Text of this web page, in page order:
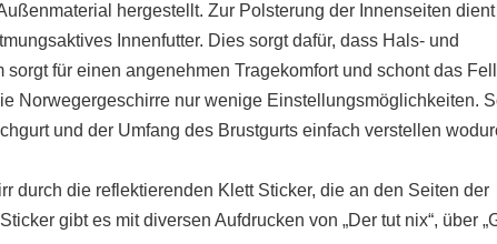
hergestellt. Zur Polsterung der Innenseiten
Innenfutter. Dies sorgt dafür, dass Hals- und
für einen angenehmen Tragekomfort und schont das
Norwegergeschirre nur wenige Einstellungsmöglichkeiten.
und der Umfang des Brustgurts einfach verstellen
durch die reflektierenden Klett Sticker, die an den Seiten der
gibt es mit diversen Aufdrucken von „Der tut nix“, über